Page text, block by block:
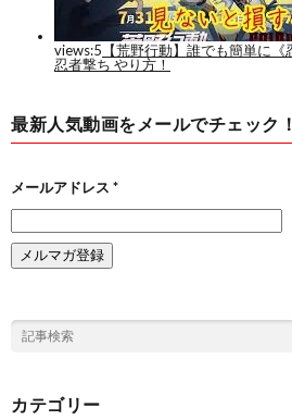
最新人気動画をメールでチェック！
メールアドレス *
カテゴリー